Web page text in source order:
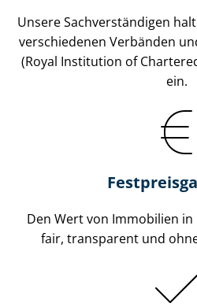
Unsere Sach­ver­stän­di­gen
verschiedenen Verbänden
(Royal Institution of
ein.
Den Wert von Immobilien
fair, transparent und